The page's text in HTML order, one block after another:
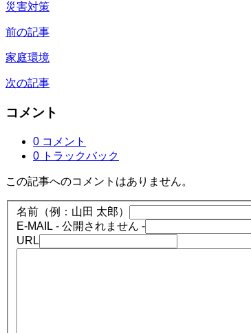
災害対策
前の記事
家庭環境
次の記事
コメント
0 コメント
0 トラックバック
この記事へのコメントはありません。
名前（例：山田 太郎）
E-MAIL - 公開されません -
URL